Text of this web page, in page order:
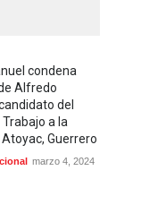
condena
Alfredo
del
a la
Guerrero
marzo 4, 2024